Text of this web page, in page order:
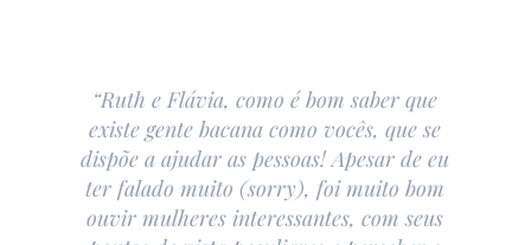
“Ruth e Flávia, como é bom saber que
existe gente bacana como vocês, que se
dispõe a ajudar as pessoas! Apesar de eu
ter falado muito (sorry), foi muito bom
ouvir mulheres interessantes, com seus